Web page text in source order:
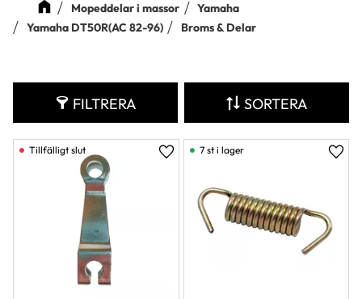
Mopeddelar i massor
Yamaha
Yamaha DT50R(AC 82-96)
Broms & Delar
FILTRERA SORTERA
Lägg till i favoriter
7 st i lager